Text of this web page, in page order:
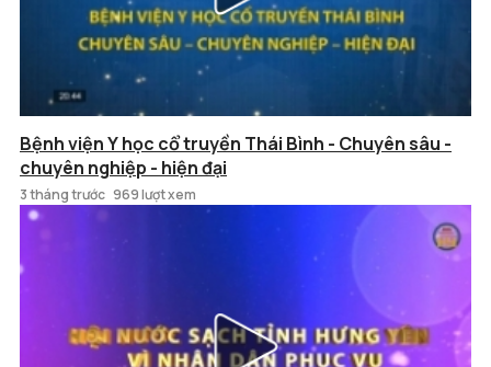
Bệnh viện Y học cổ truyền Thái Bình - Chuyên sâu -
chuyên nghiệp - hiện đại
3 tháng trước 969 lượt xem